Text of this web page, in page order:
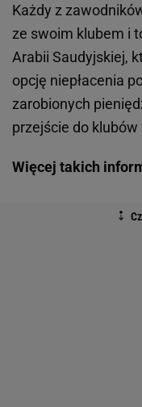
Każdy z
ze swoim klubem i
Arabii Saudyjskiej,
opcję niepłacenia
zarobionych
przejście do klubów
Więcej takich